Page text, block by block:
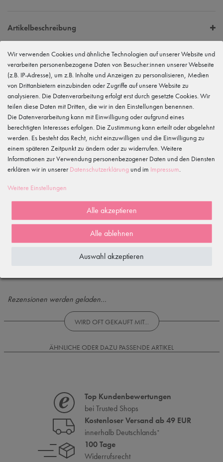
Artikelbeschreibung
EU Verantwortlicher
tanzmuster GmbH
Gewerbeparkring 2, 15299 Müllrose, Deutschland
service@tanzmuster.de
033606-779250
Hersteller
Gewerbeparkring 2, 15299 Müllrose, Deutschland
service@tanzmuster.de
033606-779250
4
Rezensionen werden geladen...
WIRD OFT GEKAUFT MIT...
ÄHNLICHE ODER DAZU PASSENDE ARTIKEL
Top Kundenbewertungen
bei Trusted Shops
Kostenloser Versand ab 49 EUR
innerhalb Deutschlands*
100 Tage
Widerrufsrecht
Wir verwenden Cookies und ähnliche Technologien auf unserer Website und
verarbeiten personenbezogene Daten von Besucher:innen unserer Webseite
(z.B. IP-Adresse), um z.B. Inhalte und Anzeigen zu personalisieren, Medien
von Drittanbietern einzubinden oder Zugriffe auf unsere Website zu
analysieren. Die Datenverarbeitung erfolgt erst durch gesetzte Cookies. Wir
teilen diese Daten mit Dritten, die wir in den Einstellungen benennen.
Die Datenverarbeitung kann mit Einwilligung oder aufgrund eines
berechtigten Interesses erfolgen. Die Zustimmung kann erteilt oder abgelehnt
werden. Es besteht das Recht, nicht einzuwilligen und die Einwilligung zu
einem späteren Zeitpunkt zu ändern oder zu widerrufen. Weitere
Informationen zur Verwendung personenbezogener Daten und den Diensten
erklären wir in unserer Daten­schutz­erklärung und im Impressum
Weitere Einstellungen
Alle akzeptieren
Alle ablehnen
Auswahl akzeptieren